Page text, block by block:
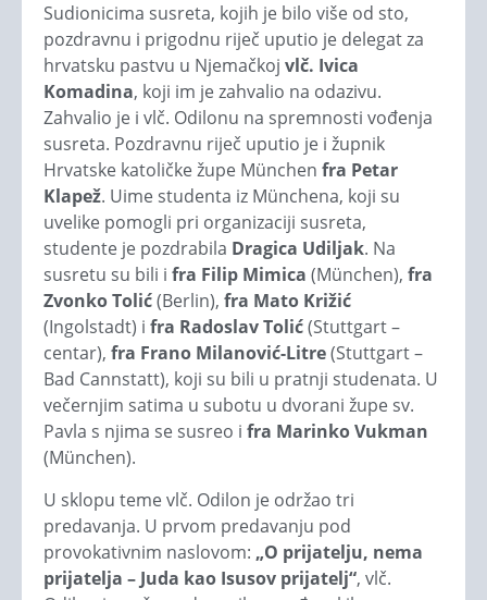
Sudionicima susreta, kojih je bilo više od sto,
pozdravnu i prigodnu riječ uputio je delegat za
hrvatsku pastvu u Njemačkoj vlč. Ivica
Komadina, koji im je zahvalio na odazivu.
Zahvalio je i vlč. Odilonu na spremnosti vođenja
susreta. Pozdravnu riječ uputio je i župnik
Hrvatske katoličke župe München fra Petar
Klapež. Uime studenta iz Münchena, koji su
uvelike pomogli pri organizaciji susreta,
studente je pozdrabila Dragica Udiljak. Na
susretu su bili i fra Filip Mimica (München), fra
Zvonko Tolić(Berlin), fra Mato Križić
(Ingolstadt) i fra Radoslav Tolić(Stuttgart –
centar), fra Frano Milanović-Litre(Stuttgart –
Bad Cannstatt), koji su bili u pratnji studenata. U
večernjim satima u subotu u dvorani župe sv.
Pavla s njima se susreo i fra Marinko Vukman
(München).
U sklopu teme vlč. Odilon je održao tri
predavanja. U prvom predavanju pod
provokativnim naslovom: „O prijatelju, nema
prijatelja – Juda kao Isusov prijatelj“, vlč.